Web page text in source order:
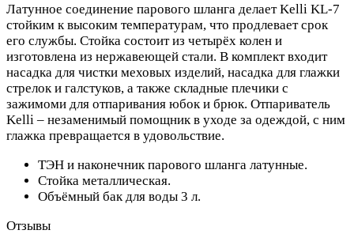
Латунное соединение парового шланга делает Kelli KL-7
стойким к высоким температурам, что продлевает срок
его службы. Стойка состоит из четырёх колен и
изготовлена из нержавеющей стали. В комплект входит
насадка для чистки меховых изделий, насадка для глажки
стрелок и галстуков, а также складные плечики с
зажимоми для отпаривания юбок и брюк. Отпариватель
Kelli – незаменимый помощник в уходе за одеждой, с ним
глажка превращается в удовольствие.
ТЭН и наконечник парового шланга латунные.
Стойка металлическая.
Объёмный бак для воды 3 л.
Отзывы